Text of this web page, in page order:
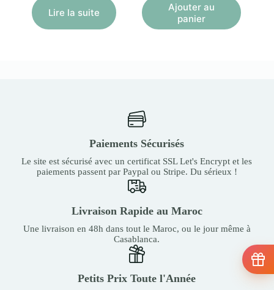
Lire la suite
Ajouter au
panier
Paiements Sécurisés
Le site est sécurisé avec un certificat SSL Let's Encrypt et les
paiements passent par Paypal ou Stripe. Du sérieux !
Livraison Rapide au Maroc
Une livraison en 48h dans tout le Maroc, ou le jour même à
Casablanca.
Petits Prix Toute l'Année